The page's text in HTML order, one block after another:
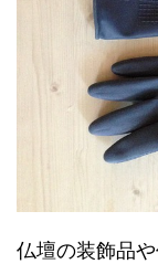
仏壇の装飾品や